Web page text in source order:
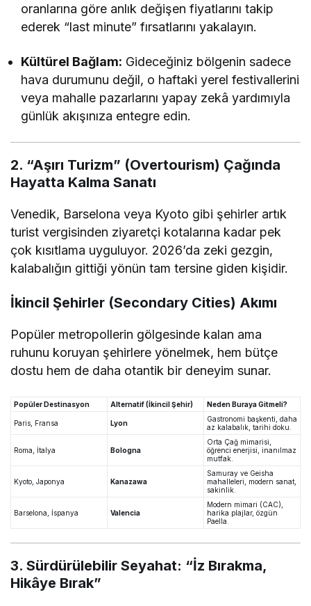
oranlarına göre anlık değişen fiyatlarını takip
ederek “last minute” fırsatlarını yakalayın.
Kültürel Bağlam: Gideceğiniz bölgenin sadece
hava durumunu değil, o haftaki yerel festivallerini
veya mahalle pazarlarını yapay zekâ yardımıyla
günlük akışınıza entegre edin.
2. “Aşırı Turizm” (Overtourism) Çağında
Hayatta Kalma Sanatı
Venedik, Barselona veya Kyoto gibi şehirler artık
turist vergisinden ziyaretçi kotalarına kadar pek
çok kısıtlama uyguluyor. 2026’da zeki gezgin,
kalabalığın gittiği yönün tam tersine giden kişidir.
İkincil Şehirler (Secondary Cities) Akımı
Popüler metropollerin gölgesinde kalan ama
ruhunu koruyan şehirlere yönelmek, hem bütçe
dostu hem de daha otantik bir deneyim sunar.
Popüler Destinasyon Alternatif (İkincil Şehir) Neden Buraya Gitmeli?
Paris, Fransa Lyon
Gastronomi başkenti, daha
az kalabalık, tarihi doku.
Roma, İtalya Bologna
Orta Çağ mimarisi,
öğrenci enerjisi, inanılmaz
mutfak.
Kyoto, Japonya Kanazawa
Samuray ve Geisha
mahalleleri, modern sanat,
sakinlik.
Barselona, İspanya Valencia
Modern mimari (CAC),
harika plajlar, özgün
Paella.
3. Sürdürülebilir Seyahat: “İz Bırakma,
Hikâye Bırak”